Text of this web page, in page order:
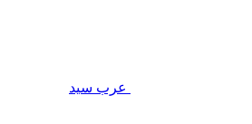
عرب سيد